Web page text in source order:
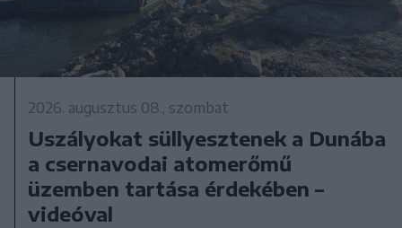
2026. augusztus 08., szombat
Uszályokat süllyesztenek a Dunába
a csernavodai atomerőmű
üzemben tartása érdekében –
videóval